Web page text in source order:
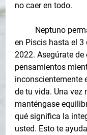
no caer en todo.
Neptuno
en Piscis hasta el 3
2022. Asegúrate de
pensamientos
inconscientemente
de tu vida. Una vez
manténgase
qué significa la
usted. Esto te